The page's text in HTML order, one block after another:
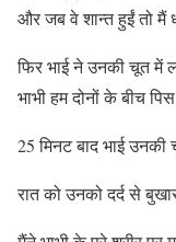
और जब वे शान्त हुईं तो मैं
फिर भाई ने उनकी चूत में
भाभी हम दोनों के बीच
25 मिनट बाद भाई
रात को उनको दर्द से